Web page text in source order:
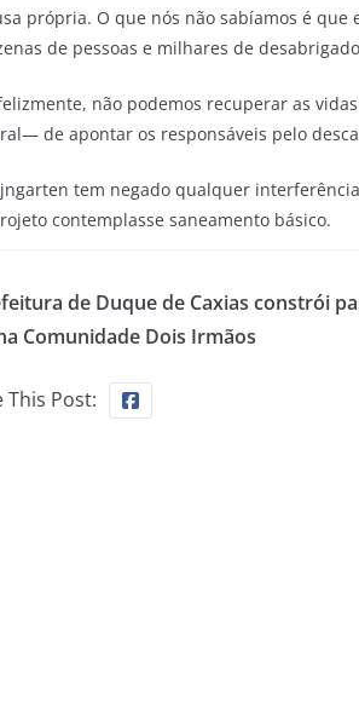
própria. O que nós não sabíamos é
de pessoas e milhares de
não podemos recuperar as
de apontar os responsáveis pelo
tem negado qualquer
contemplasse saneamento básico.
de Duque de Caxias constrói
Comunidade Dois Irmãos
This Post: